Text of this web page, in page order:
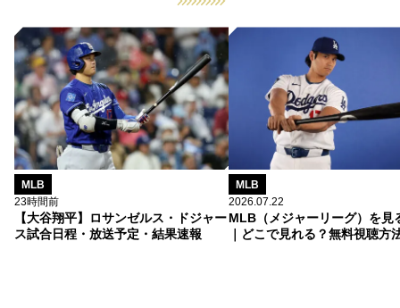
MLB
23時間前
【大谷翔平】ロサンゼルス・ドジャー
ス試合日程・放送予定・結果速報
MLB
2026.07.22
MLB（メジャーリーグ）を見
｜どこで見れる？無料視聴方